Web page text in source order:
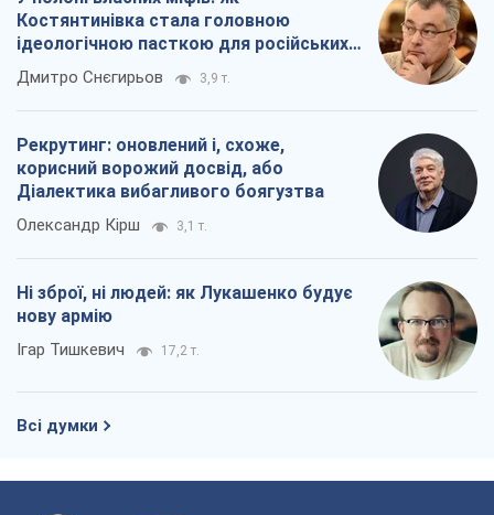
Костянтинівка стала головною
ідеологічною пасткою для російських
окупантів
Дмитро Снєгирьов 3,9 т.
Рекрутинг: оновлений і, схоже,
корисний ворожий досвід, або
Діалектика вибагливого боягузтва
Олександр Кірш 3,1 т.
Ні зброї, ні людей: як Лукашенко будує
нову армію
Ігар Тишкевич 17,2 т.
Всі думки